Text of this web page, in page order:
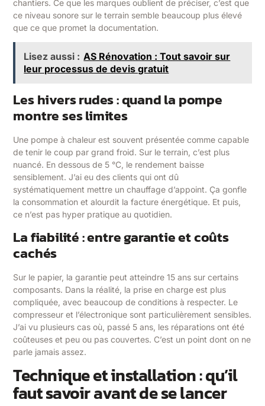
chantiers. Ce que les marques oublient de préciser, c’est que
ce niveau sonore sur le terrain semble beaucoup plus élevé
que ce que promet la documentation.
Lisez aussi : AS Rénovation : Tout savoir sur
leur processus de devis gratuit
Les hivers rudes : quand la pompe
montre ses limites
Une pompe à chaleur est souvent présentée comme capable
de tenir le coup par grand froid. Sur le terrain, c’est plus
nuancé. En dessous de 5 °C, le rendement baisse
sensiblement. J’ai eu des clients qui ont dû
systématiquement mettre un chauffage d’appoint. Ça gonfle
la consommation et alourdit la facture énergétique. Et puis,
ce n’est pas hyper pratique au quotidien.
La fiabilité : entre garantie et coûts
cachés
Sur le papier, la garantie peut atteindre 15 ans sur certains
composants. Dans la réalité, la prise en charge est plus
compliquée, avec beaucoup de conditions à respecter. Le
compresseur et l’électronique sont particulièrement sensibles.
J’ai vu plusieurs cas où, passé 5 ans, les réparations ont été
coûteuses et peu ou pas couvertes. C’est un point dont on ne
parle jamais assez.
Technique et installation : qu’il
faut savoir avant de se lancer